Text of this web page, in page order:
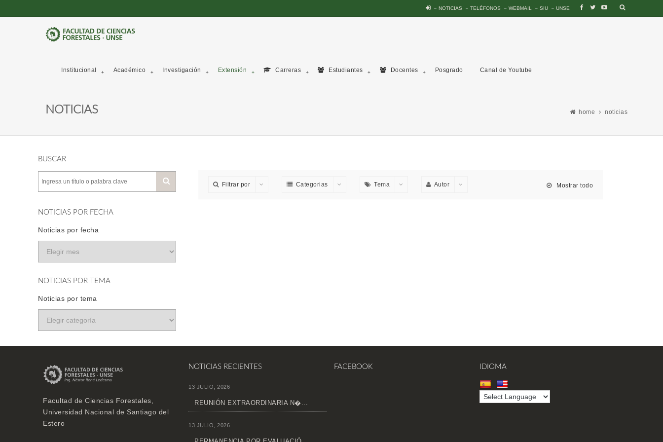
NOTICIAS TELÉFONOS WEBMAIL SIU UNSE
Institucional Académico Investigación Extensión Carreras Estudiantes Docentes Posgrado Canal de Youtube
NOTICIAS home noticias
BUSCAR
NOTICIAS POR FECHA
Noticias por fecha
NOTICIAS POR TEMA
Noticias por tema
Filtrar por Categorias Tema Autor Mostrar todo
Facultad de Ciencias Forestales,
Universidad Nacional de Santiago del
Estero
NOTICIAS RECIENTES
13 JULIO, 2026
REUNIÓN EXTRAORDINARIA N�...
13 JULIO, 2026
FACEBOOK IDIOMA